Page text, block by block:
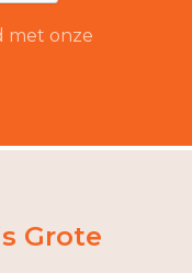
met onze
Grote